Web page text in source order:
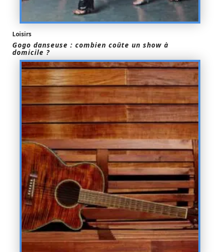
Loisirs
Gogo danseuse : combien coûte un show à
domicile ?